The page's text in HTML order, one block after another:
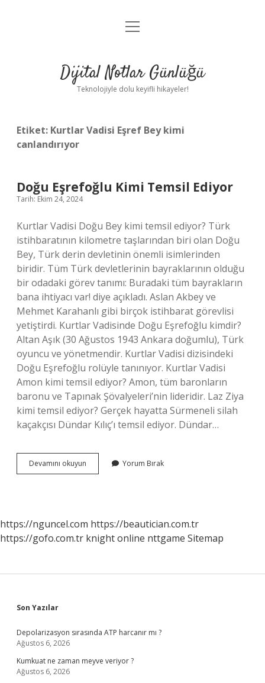
Anasayfa
Yasal Uyarı
menüyü
Dijital Notlar Günlüğü
Teknolojiyle dolu keyifli hikayeler!
Etiket: Kurtlar Vadisi Eşref Bey kimi
canlandırıyor
Doğu Eşrefoğlu Kimi Temsil Ediyor
Tarih: Ekim 24, 2024
Kurtlar Vadisi Doğu Bey kimi temsil ediyor? Türk
istihbaratının kilometre taşlarından biri olan Doğu
Bey, Türk derin devletinin önemli isimlerinden
biridir. Tüm Türk devletlerinin bayraklarının olduğu
bir odadaki görev tanımı: Buradaki tüm bayrakların
bana ihtiyacı var! diye açıkladı. Aslan Akbey ve
Mehmet Karahanlı gibi birçok istihbarat görevlisi
yetiştirdi. Kurtlar Vadisinde Doğu Eşrefoğlu kimdir?
Altan Aşık (30 Ağustos 1943 Ankara doğumlu), Türk
oyuncu ve yönetmendir. Kurtlar Vadisi dizisindeki
Doğu Eşrefoğlu rolüyle tanınıyor. Kurtlar Vadisi
Amon kimi temsil ediyor? Amon, tüm baronların
baronu ve Tapınak Şövalyeleri’nin lideridir. Laz Ziya
kimi temsil ediyor? Gerçek hayatta Sürmeneli silah
kaçakçısı Dündar Kılıç’ı temsil ediyor. Dündar…
Devamını okuyun
Eşrefoğlu
Yorum Bırak
https://nguncel.com https://beautician.com.tr
https://gofo.com.tr knight online nttgame Sitemap
Sidebar
Son Yazılar
Depolarizasyon sırasında ATP harcanır mı ?
Ağustos 6, 2026
Kumkuat ne zaman meyve veriyor ?
Ağustos 6, 2026